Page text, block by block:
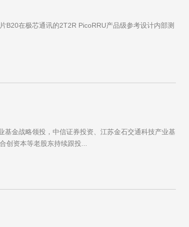
B20在极芯通讯的2T2R PicoRRU产品级参考设计内部测
金战略领投，中信证券投资、江苏金石交通科技产业基
、合创资本等老股东持续跟投...